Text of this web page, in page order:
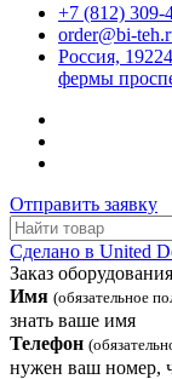
+7 (812) 309-
order@bi-
Россия,
фермы
Отправить заявку
Сделано в United
Заказ оборудования
Имя (обязательное
знать ваше имя
Телефон
нужен ваш номер,